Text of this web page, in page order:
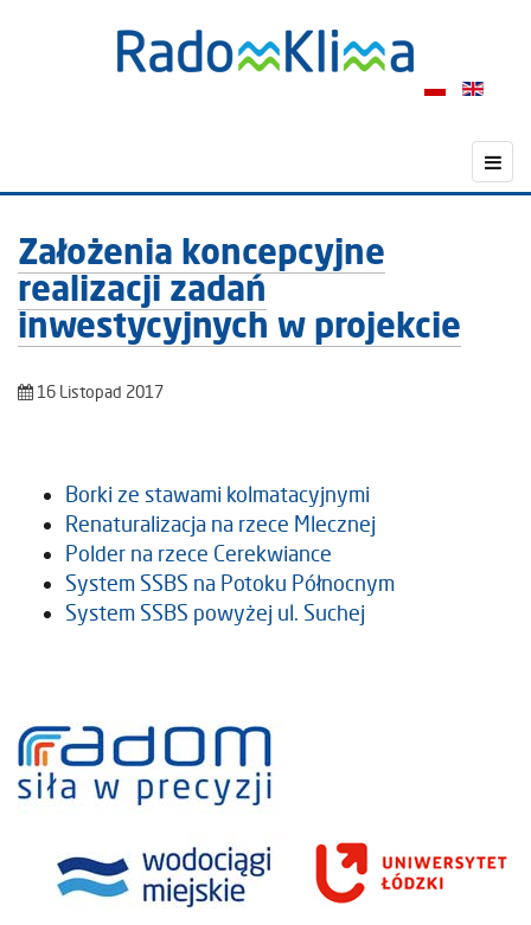
Założenia koncepcyjne
realizacji zadań
inwestycyjnych w projekcie
16 Listopad 2017
Borki ze stawami kolmatacyjnymi
Renaturalizacja na rzece Mlecznej
Polder na rzece Cerekwiance
System SSBS na Potoku Północnym
System SSBS powyżej ul. Suchej